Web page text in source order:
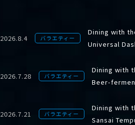
2026.8.4 バラエティー
Dining with
Universal
2026.7.28 バラエティー
Dining with
Beer-
2026.7.21 バラエティー
Dining with
Sansai